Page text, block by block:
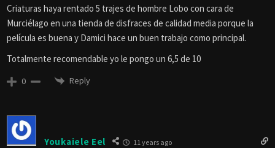
Criaturas haya rentado 5 trajes de hombre Lobo con cara de
Murciélago en una tienda de disfraces de calidad media porque la
película es buena y Damici hace un buen trabajo como principal.
Totalmente recomendable yo le pongo un 6,5 de 10
0 Reply
Youkaiele Eel 11 years ago